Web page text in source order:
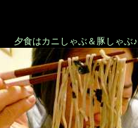
夕食はカニしゃぶ＆豚しゃぶ♪